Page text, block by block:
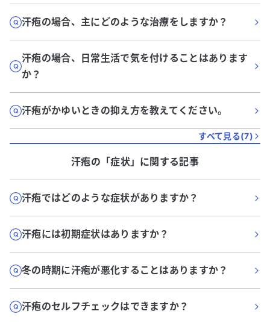
汗疱の場合、主にどのような治療をしますか？
汗疱の場合、日常生活で気を付けることはあります
か？
汗疱がかゆいときの抑え方を教えてください。
すべて見る(7)
汗疱の「症状」に関する記事
汗疱ではどのような症状がありますか？
汗疱には初期症状はありますか？
冬の時期に汗疱が悪化することはありますか？
汗疱のセルフチェックはできますか？